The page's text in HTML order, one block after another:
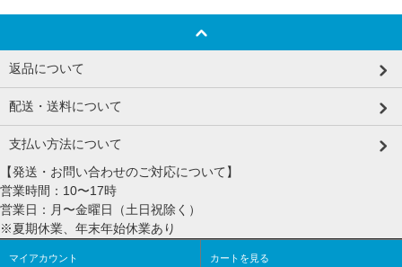
返品について
配送・送料について
支払い方法について
【発送・お問い合わせのご対応について】
営業時間：10〜17時
営業日：月〜金曜日（土日祝除く）
※夏期休業、年末年始休業あり
マイアカウント カートを見る